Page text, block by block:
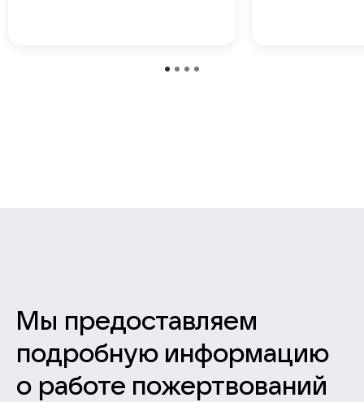
Мы предоставляем
подробную информацию
о работе пожертвований